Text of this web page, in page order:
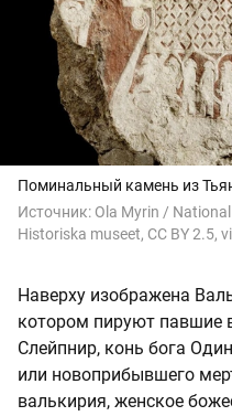
Поминальный камень из
Источник: Ola Myrin /
Historiska museet, CC BY 2.5,
Наверху изображена
котором пируют павшие
Слейпнир, конь бога
или новоприбывшего
валькирия, женское